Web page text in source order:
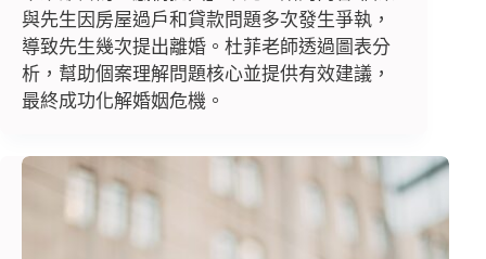
與先生因房屋過戶和貸款問題多次發生爭執，
導致先生幾次提出離婚。杜菲老師透過圖表分
析，幫助個案理解問題核心並提供有效建議，
最終成功化解婚姻危機。